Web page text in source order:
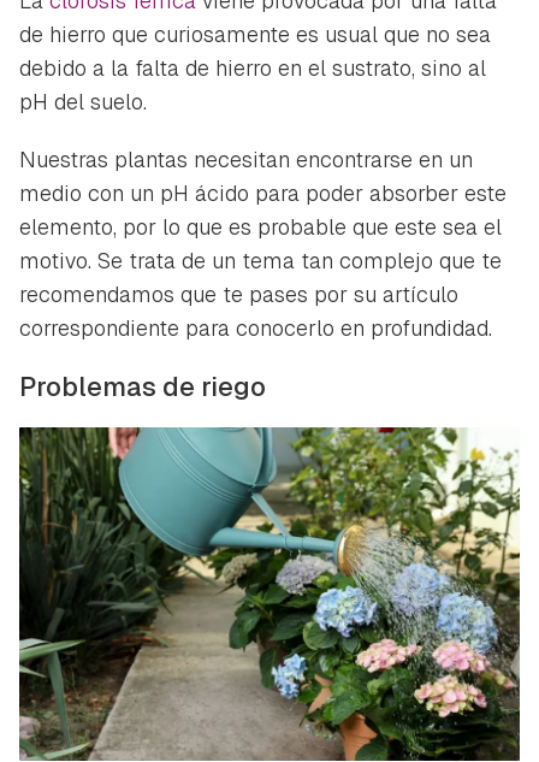
de hierro que curiosamente es usual que no sea
debido a la falta de hierro en el sustrato, sino al
pH del suelo.
Nuestras plantas necesitan encontrarse en un
medio con un pH ácido para poder absorber este
elemento, por lo que es probable que este sea el
motivo. Se trata de un tema tan complejo que te
recomendamos que te pases por su artículo
correspondiente para conocerlo en profundidad.
Problemas de riego